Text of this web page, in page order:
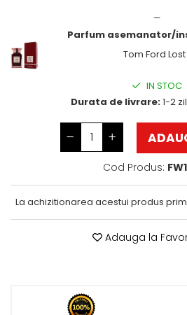
Parfum asemanator/
Tom Ford
IN STOC
Durata de livrare:1-2
Cod Produs:
La achizitionarea acestui produs
Adauga la